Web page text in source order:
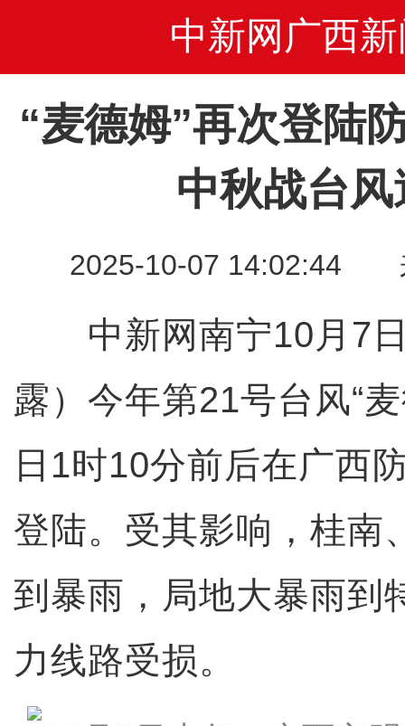
中新网广西新
“麦德姆”再次登陆
中秋战台
2025-10-07 14:02:44
中新网南宁10月7日
露）今年第21号台风“
日1时10分前后在广西
登陆。受其影响，桂南
到暴雨，局地大暴雨到
力线路受损。